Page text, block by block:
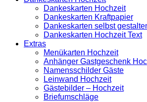
Dankeskarten Hochzeit
Dankeskarten Kraftpapier
Dankeskarten selbst
Dankeskarten Hochzeit Text
Extras
Menükarten Hochzeit
Anhänger Gastgeschenk
Namensschilder Gäste
Leinwand Hochzeit
Gästebilder – Hochzeit
Briefumschläge